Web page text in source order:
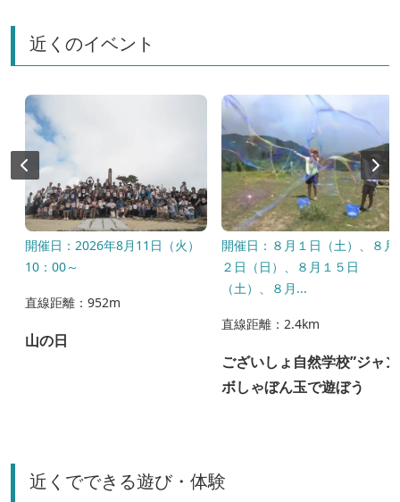
近くのイベント
開催日：2026年8月11日（火）
10：00～
直線距離：952m
山の日
開催日：８月１日（土）、８月
２日（日）、８月１５日
（土）、８月...
直線距離：2.4km
ございしょ自然学校”ジャン
ボしゃぼん玉で遊ぼう
近くでできる遊び・体験